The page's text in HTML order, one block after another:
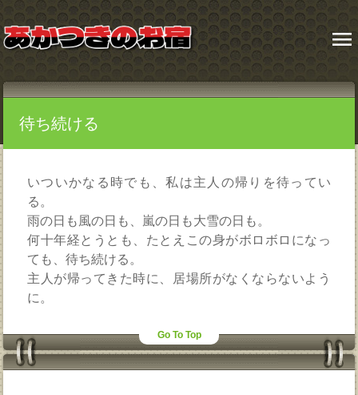
menu
待ち続ける
いついかなる時でも、私は主人の帰りを待ってい
る。
雨の日も風の日も、嵐の日も大雪の日も。
何十年経とうとも、たとえこの身がボロボロになっ
ても、待ち続ける。
主人が帰ってきた時に、居場所がなくならないよう
に。
Go To Top